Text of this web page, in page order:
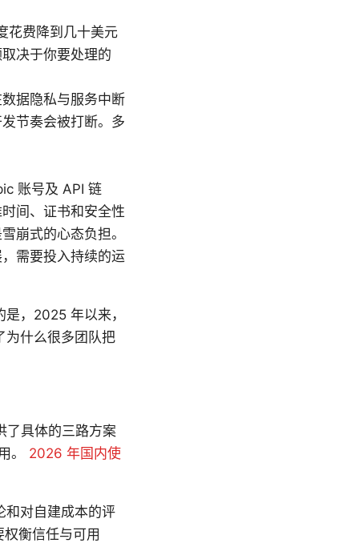
花费降到几十美元
决于你要处理的
据隐私与服务中断
节奏会被打断。多
账号及 API 链
间、证书和安全性
崩式的心态负担。
需要投入持续的运
，2025 年以来，
为什么很多团队把
了具体的三路方案
。 2026 年国内使
和对自建成本的评
衡信任与可用